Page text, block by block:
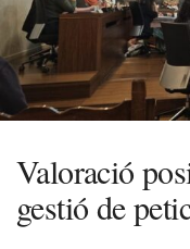
Valoració
gestió de